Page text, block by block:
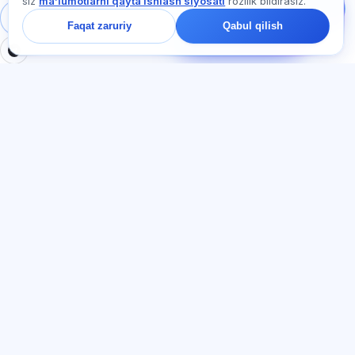
Tizimga kirish
Ro‘yxatdan o‘tish
haqida so‘rang —
chatda bir daqiqa ichida
javob beramiz.
Faqat zaruriy Qabul qilish